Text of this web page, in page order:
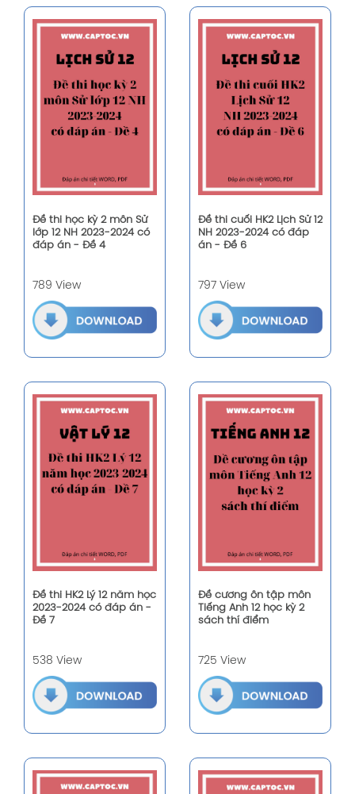
Đề thi học kỳ 2 môn Sử
lớp 12 NH 2023-2024 có
đáp án - Đề 4
789 View
Đề thi cuối HK2 Lịch Sử 12
NH 2023-2024 có đáp
án - Đề 6
797 View
Đề thi HK2 Lý 12 năm học
2023-2024 có đáp án -
Đề 7
538 View
Đề cương ôn tập môn
Tiếng Anh 12 học kỳ 2
sách thí điểm
725 View